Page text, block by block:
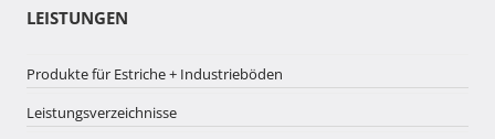
LEISTUNGEN
Produkte für Estriche + Industrieböden
Leistungsverzeichnisse